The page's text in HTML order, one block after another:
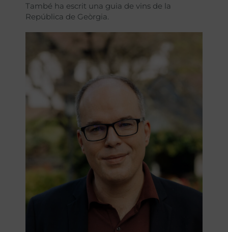
També ha escrit una guia de vins de la
República de Geòrgia.